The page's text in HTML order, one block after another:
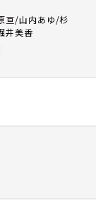
亘/山内あゆ/杉
井美香